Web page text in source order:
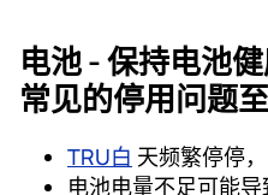
电池 -保持电池
常见的停用问题至
TRU白 天频繁停停
电池电量不足可能